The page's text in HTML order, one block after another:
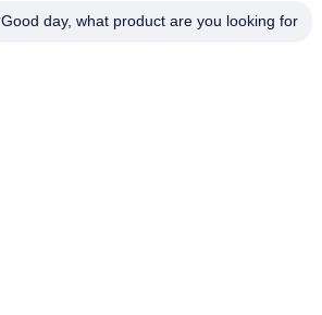
الصفحة الرئيسية
منتجات
Good day, what product are you looking for?